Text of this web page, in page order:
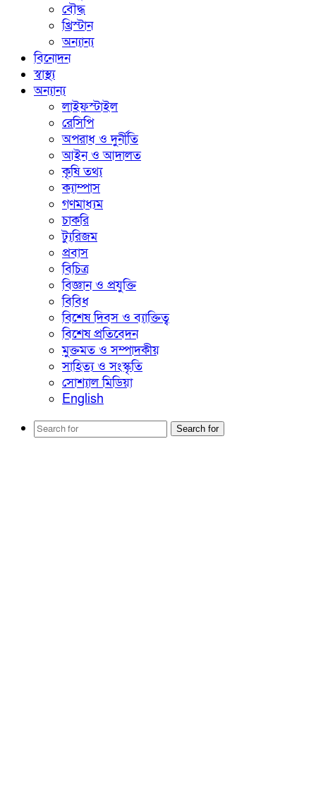
বৌদ্ধ
খ্রিস্টান
অন্যান্য
বিনোদন
স্বাস্থ্য
অন্যান্য
লাইফস্টাইল
রেসিপি
অপরাধ ও দুর্নীতি
আইন ও আদালত
কৃষি তথ্য
ক্যাম্পাস
গণমাধ্যম
চাকরি
ট্যুরিজম
প্রবাস
বিচিত্র
বিজ্ঞান ও প্রযুক্তি
বিবিধ
বিশেষ দিবস ও ব্যাক্তিত্ব
বিশেষ প্রতিবেদন
মুক্তমত ও সম্পাদকীয়
সাহিত্য ও সংস্কৃতি
সোশ্যাল মিডিয়া
English
Search for